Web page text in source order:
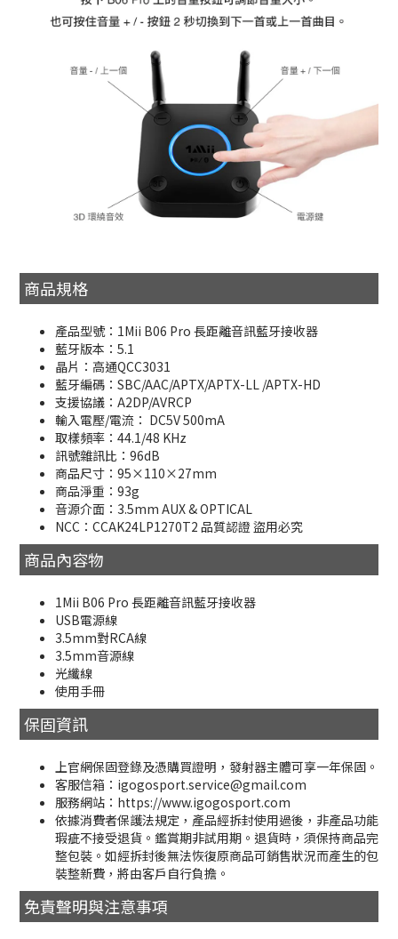
商品規格
產品型號：1Mii B06 Pro 長距離音訊藍牙接收器
藍牙版本：5.1
晶片：高通QCC3031
藍牙編碼：SBC/AAC/APTX/APTX-LL /APTX-HD
支援協議：A2DP/AVRCP
輸入電壓/電流： DC5V 500mA
取樣頻率：44.1/48 KHz
訊號雜訊比：96dB
商品尺寸：95×110×27mm
商品淨重：93g
音源介面：3.5mm AUX & OPTICAL
NCC：CCAK24LP1270T2 品質認證 盜用必究
商品內容物
1Mii B06 Pro 長距離音訊藍牙接收器
USB電源線
3.5mm對RCA線
3.5mm音源線
光纖線
使用手冊
保固資訊
上官網保固登錄及憑購買證明，發射器主體可享一年保固。
客服信箱：igogosport.service@gmail.com
服務網站：https://www.igogosport.com
依據消費者保護法規定，產品經拆封使用過後，非產品功能
瑕疵不接受退貨。鑑賞期非試用期。退貨時，須保持商品完
整包裝。如經拆封後無法恢復原商品可銷售狀況而產生的包
裝整新費，將由客戶自行負擔。
免責聲明與注意事項